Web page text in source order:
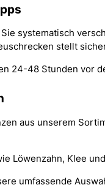
systematisch
stellt
24-48 Stunden vor
aus unserem
Löwenzahn, Klee
umfassende